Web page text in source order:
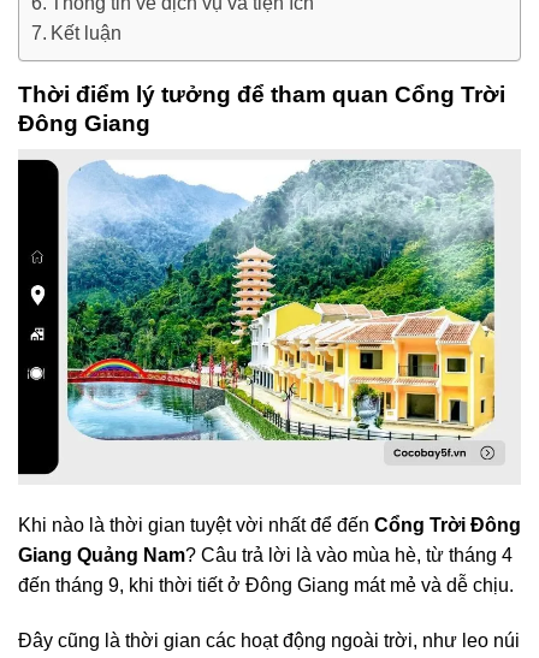
Kết luận
Thời điểm lý tưởng để tham quan Cổng Trời
Đông Giang
Khi nào là thời gian tuyệt vời nhất để đến Cổng Trời Đông
Giang Quảng Nam? Câu trả lời là vào mùa hè, từ tháng 4
đến tháng 9, khi thời tiết ở Đông Giang mát mẻ và dễ chịu.
Đây cũng là thời gian các hoạt động ngoài trời, như leo núi